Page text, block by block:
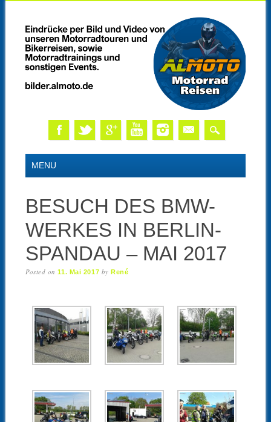
MAIN MENU
MENU
BESUCH DES BMW-
WERKES IN BERLIN-
SPANDAU – MAI 2017
Posted on11. Mai 2017 byRené